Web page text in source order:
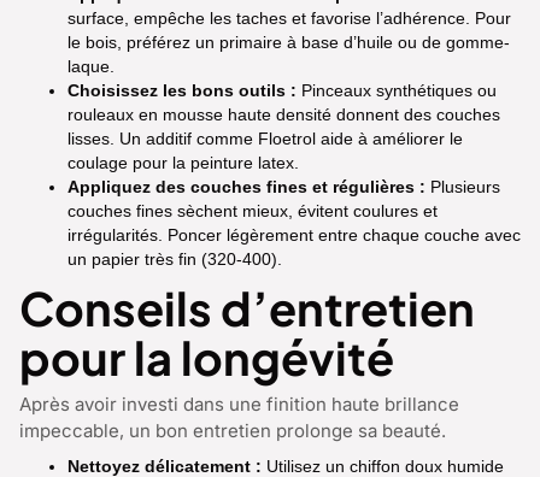
surface, empêche les taches et favorise l’adhérence. Pour
le bois, préférez un primaire à base d’huile ou de gomme-
laque.
Choisissez les bons outils : Pinceaux synthétiques ou
rouleaux en mousse haute densité donnent des couches
lisses. Un additif comme Floetrol aide à améliorer le
coulage pour la peinture latex.
Appliquez des couches fines et régulières : Plusieurs
couches fines sèchent mieux, évitent coulures et
irrégularités. Poncer légèrement entre chaque couche avec
un papier très fin (320-400).
Conseils d’entretien
pour la longévité
Après avoir investi dans une finition haute brillance
impeccable, un bon entretien prolonge sa beauté.
Nettoyez délicatement : Utilisez un chiffon doux humide